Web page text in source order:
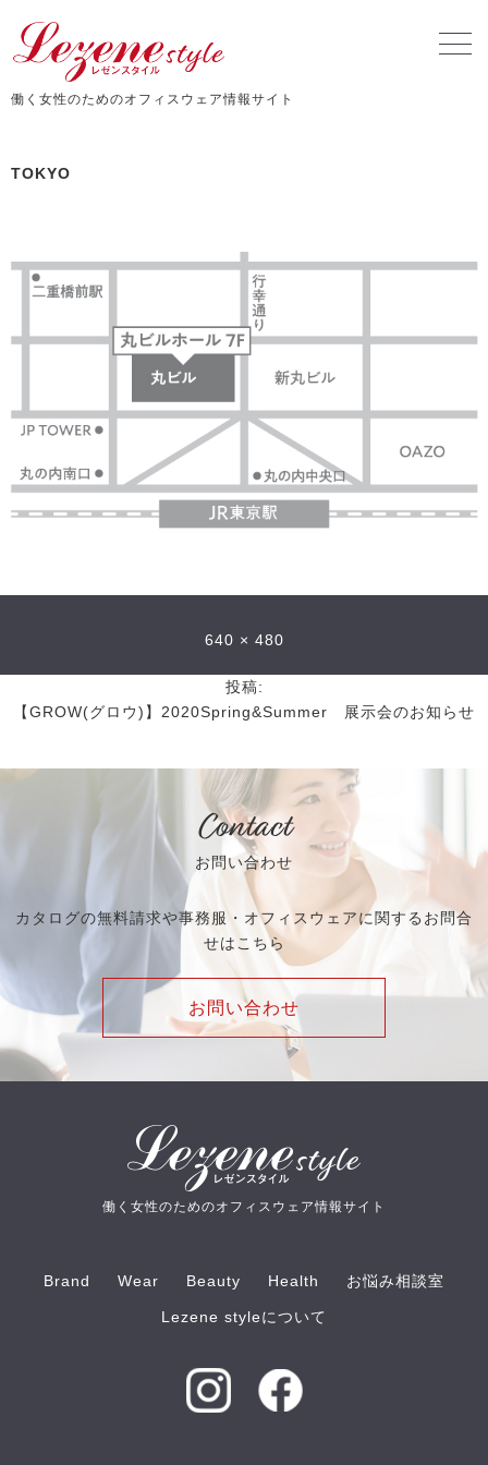
働く女性のためのオフィスウェア情報サイト
TOKYO
640 × 480
投稿:
【GROW(グロウ)】2020Spring&Summer 展示会のお知らせ
Contact
お問い合わせ
カタログの無料請求や事務服・オフィスウェアに関するお問合
せはこちら
お問い合わせ
働く女性のためのオフィスウェア情報サイト
Brand Wear Beauty Health お悩み相談室
Lezene styleについて